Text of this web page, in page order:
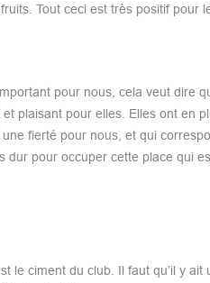
Tout ceci est très positif pour
pour nous, cela veut dire
plaisant pour elles. Elles ont en
fierté pour nous, et qui
dur pour occuper cette place qui
le ciment du club. Il faut qu’il y ait